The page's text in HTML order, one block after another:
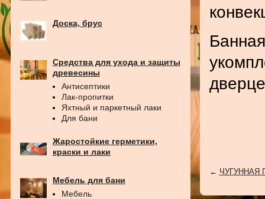
Доска, брус
Средства для ухода и защиты
древесины
Антисептики
Лак-пропитки
Яхтный и паркетный лаки
Для бани
Жаростойкие герметики,
краски и лаки
Мебель для бани
Мебель
← ЧУГУННАЯ